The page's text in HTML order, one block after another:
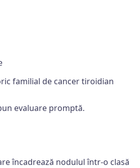
familial de cancer tiroidian
evaluare promptă.
încadrează nodulul într-o clasă